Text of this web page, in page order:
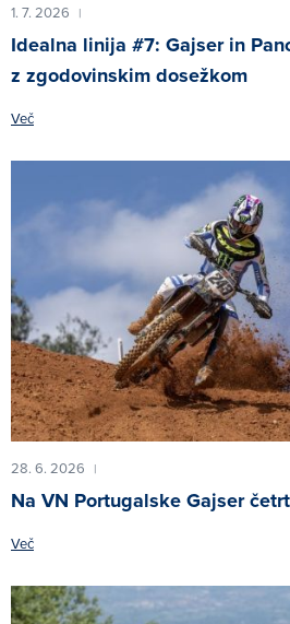
1. 7. 2026 |
Idealna linija #7: Gajser in
z zgodovinskim dosežkom
Več
28. 6. 2026 |
Na VN Portugalske Gajser
Več